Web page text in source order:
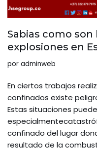
Sabias como
explosiones en
por adminweb
En ciertos trabajos
confinados existe
Estas situaciones
confinado del lugar
resultado de la